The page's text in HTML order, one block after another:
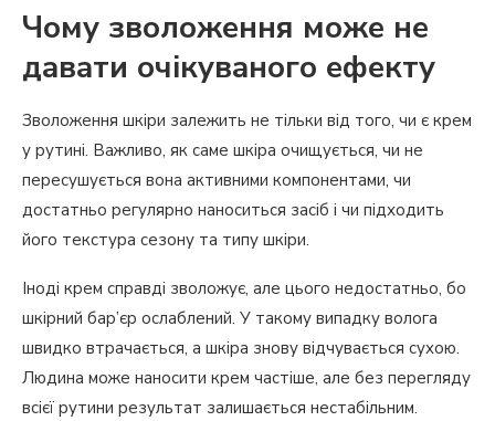
Чому зволоження може не
давати очікуваного ефекту
Зволоження шкіри залежить не тільки від того, чи є крем
у рутині. Важливо, як саме шкіра очищується, чи не
пересушується вона активними компонентами, чи
достатньо регулярно наноситься засіб і чи підходить
його текстура сезону та типу шкіри.
Іноді крем справді зволожує, але цього недостатньо, бо
шкірний бар’єр ослаблений. У такому випадку волога
швидко втрачається, а шкіра знову відчувається сухою.
Людина може наносити крем частіше, але без перегляду
всієї рутини результат залишається нестабільним.